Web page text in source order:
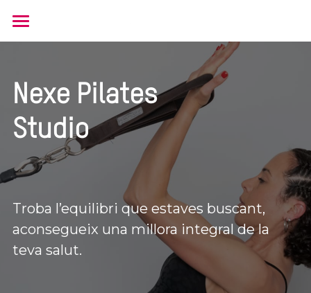
Inici
Contacte
Nexe Pilates
Studio
Troba l’equilibri que estaves buscant,
aconsegueix una millora integral de la
teva salut.